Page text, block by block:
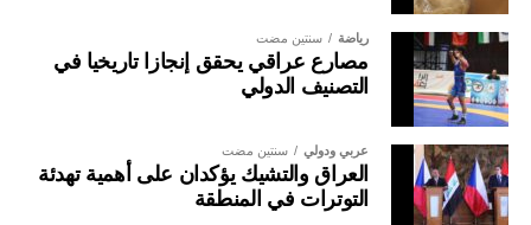
رياضة سنتين مضت
مصارع عراقي يحقق إنجازا تاريخيا في
التصنيف الدولي
عربي ودولي سنتين مضت
العراق والتشيك يؤكدان على أهمية تهدئة
التوترات في المنطقة